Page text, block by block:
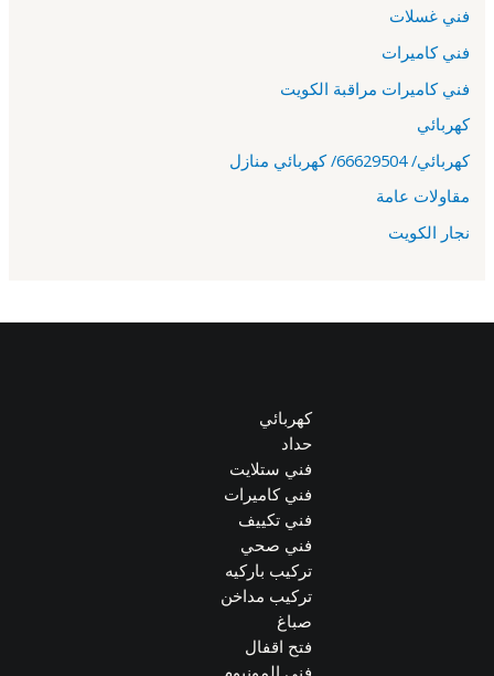
فني غسلات
فني كاميرات
فني كاميرات مراقبة الكويت
كهربائي
كهربائي/ 66629504/ كهربائي منازل
مقاولات عامة
نجار الكويت
كهربائي
حداد
فني ستلايت
فني كاميرات
فني تكييف
فني صحي
تركيب باركيه
تركيب مداخن
صباغ
فتح اقفال
فني المونيوم